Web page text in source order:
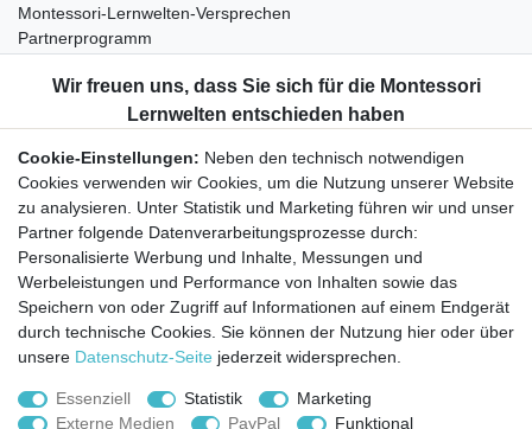
Montessori-Lernwelten-Versprechen
Partnerprogramm
Bestellung widerrufen
Datenschutzerklärung
AGB
Impressum
Aktuelles rund um Montessori-Materialien und
Montessori-Pädagogik.
Kostenfreie wöchentliche Infos
Hiermit bestätige ich, dass ich dieDaten­schutz­erklärunggelesen habe. Sie
Cookie-Einstellungen: Neben den technisch notwendigen
Cookies verwenden wir Cookies, um die Nutzung unserer Website
zu analysieren. Unter Statistik und Marketing führen wir und unser
Partner folgende Datenverarbeitungsprozesse durch:
Personalisierte Werbung und Inhalte, Messungen und
Werbeleistungen und Performance von Inhalten sowie das
Speichern von oder Zugriff auf Informationen auf einem Endgerät
durch technische Cookies. Sie können der Nutzung hier oder über
unsere Datenschutz-Seite jederzeit widersprechen.
Essenziell Statistik
Marketing
Externe Medien
PayPal Funktional